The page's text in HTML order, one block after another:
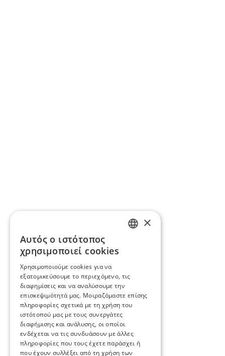
×
Αυτός ο ιστότοπος
χρησιμοποιεί cookies
Χρησιμοποιούμε cookies για να
εξατομικεύσουμε το περιεχόμενο, τις
διαφημίσεις και να αναλύσουμε την
επισκεψιμότητά μας. Μοιραζόμαστε επίσης
πληροφορίες σχετικά με τη χρήση του
ιστότοπού μας με τους συνεργάτες
διαφήμισης και ανάλυσης, οι οποίοι
ενδέχεται να τις συνδυάσουν με άλλες
πληροφορίες που τους έχετε παράσχει ή
που έχουν συλλέξει από τη χρήση των